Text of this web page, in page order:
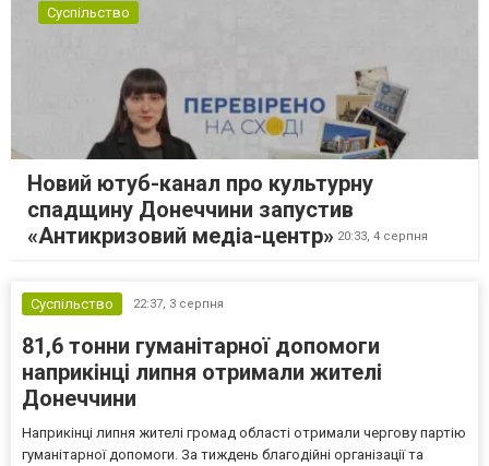
Суспільство
Новий ютуб-канал про культурну
спадщину Донеччини запустив
«Антикризовий медіа-центр» 20:33, 4 серпня
Суспільство 22:37, 3 серпня
81,6 тонни гуманітарної допомоги
наприкінці липня отримали жителі
Донеччини
Наприкінці липня жителі громад області отримали чергову партію
гуманітарної допомоги. За тиждень благодійні організації та